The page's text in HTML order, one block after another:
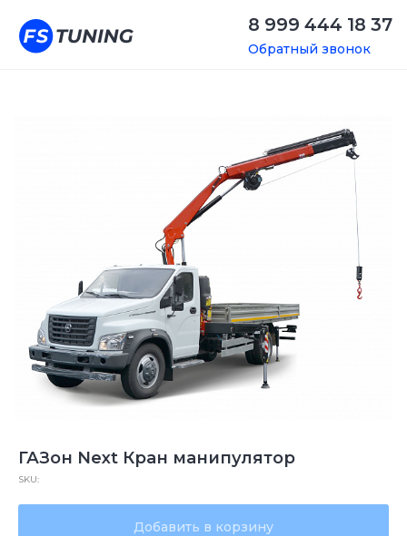
8 999 444 18 37
Обратный звонок
ГАЗон Next Кран манипулятор
SKU:
Добавить в корзину